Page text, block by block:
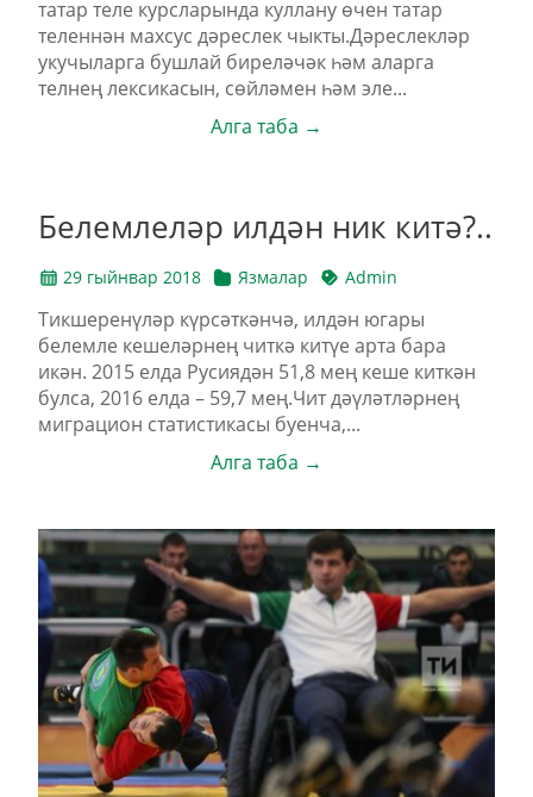
татар теле курсларында куллану өчен татар
теленнән махсус дәреслек чыкты.Дәреслекләр
укучыларга бушлай биреләчәк һәм аларга
телнең лексикасын, сөйләмен һәм эле...
Алга таба →
Белемлеләр илдән ник китә?..
29 гыйнвар 2018 Язмалар Admin
Тикшеренүләр күрсәткәнчә, илдән югары
белемле кешеләрнең читкә китүе арта бара
икән. 2015 елда Русиядән 51,8 мең кеше киткән
булса, 2016 елда – 59,7 мең.Чит дәүләтләрнең
миграцион статистикасы буенча,...
Алга таба →